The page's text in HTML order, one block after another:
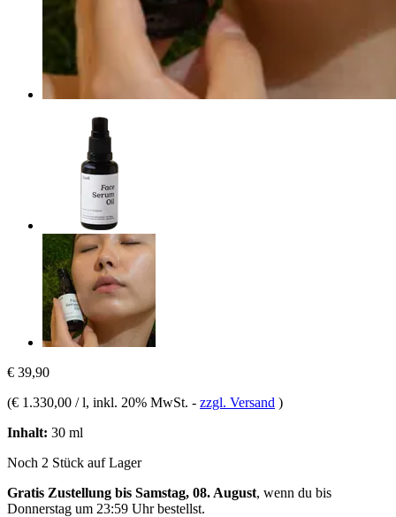
€ 39,90
(€ 1.330,00 / l, inkl. 20% MwSt. - zzgl. Versand )
Inhalt: 30 ml
Noch 2 Stück auf Lager
Gratis Zustellung bis Samstag, 08. August, wenn du bis
Donnerstag um 23:59 Uhrbestellst.